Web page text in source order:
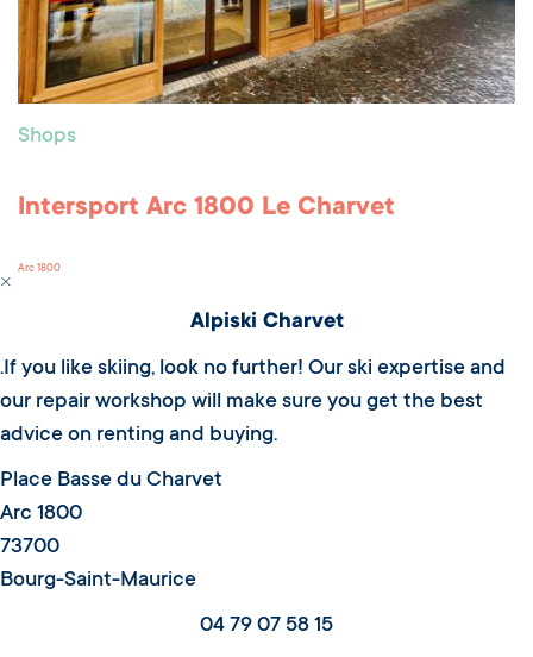
Shops
Intersport Arc 1800 Le Charvet
Arc 1800
Alpiski Charvet
.If you like skiing, look no further! Our ski expertise and
our repair workshop will make sure you get the best
advice on renting and buying.
Place Basse du Charvet
Arc 1800
73700
Bourg-Saint-Maurice
04 79 07 58 15